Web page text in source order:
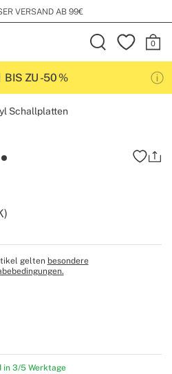
VERSAND AB 99€
BIS ZU -50 %
Schallplatten
gelten besondere
in 3/5 Werktage